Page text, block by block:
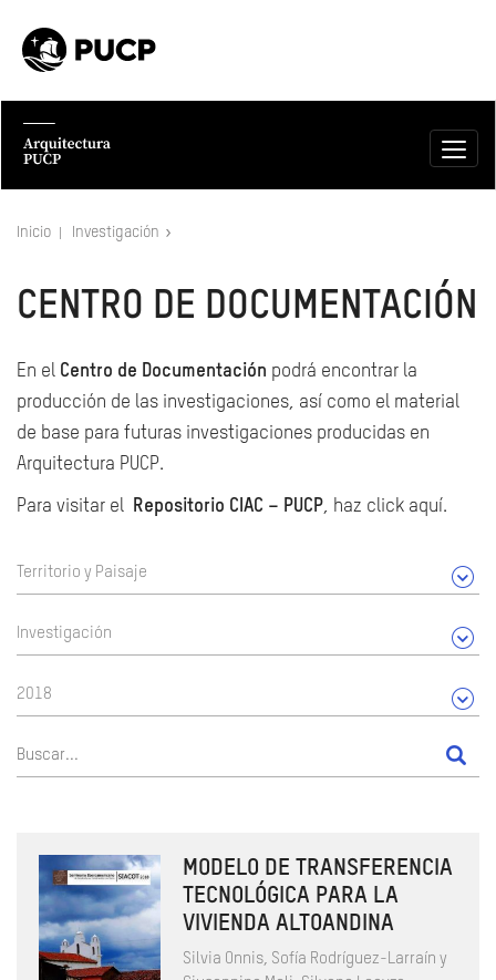
Inicio Investigación
CENTRO DE DOCUMENTACIÓN
En el Centro de Documentación podrá encontrar la
producción de las investigaciones, así como el material
de base para futuras investigaciones producidas en
Arquitectura PUCP.
Para visitar el Repositorio CIAC – PUCP, haz click aquí.
Territorio y Paisaje
Investigación
2018
MODELO DE TRANSFERENCIA
TECNOLÓGICA PARA LA
VIVIENDA ALTOANDINA
Silvia Onnis, Sofía Rodríguez-Larraín y